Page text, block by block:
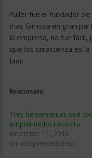
Fuller fue el fundador
mas famosa en gran
la empresa, no fue
que los caracteriza es
bien
Relacionado
Tres herramientas que
emprendedor necesita
diciembre 11, 2018
En «Emprendedores»